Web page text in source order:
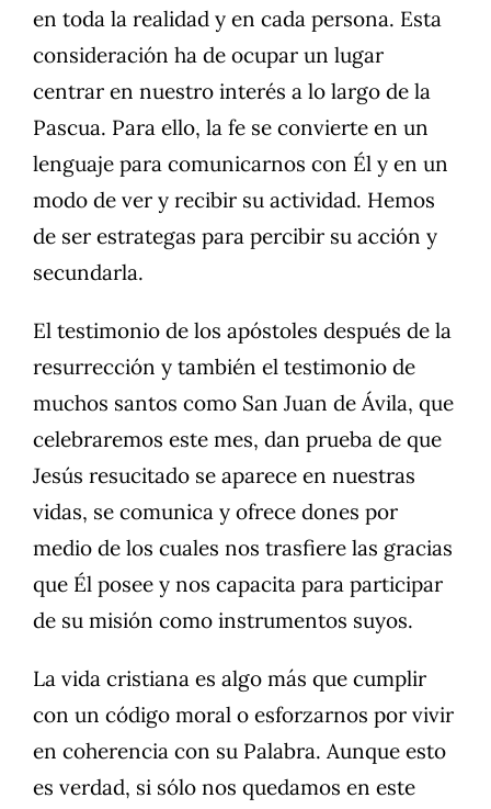
en toda la realidad y en cada persona. Esta
consideración ha de ocupar un lugar
centrar en nuestro interés a lo largo de la
Pascua. Para ello, la fe se convierte en un
lenguaje para comunicarnos con Él y en un
modo de ver y recibir su actividad. Hemos
de ser estrategas para percibir su acción y
secundarla.
El testimonio de los apóstoles después de la
resurrección y también el testimonio de
muchos santos como San Juan de Ávila, que
celebraremos este mes, dan prueba de que
Jesús resucitado se aparece en nuestras
vidas, se comunica y ofrece dones por
medio de los cuales nos trasfiere las gracias
que Él posee y nos capacita para participar
de su misión como instrumentos suyos.
La vida cristiana es algo más que cumplir
con un código moral o esforzarnos por vivir
en coherencia con su Palabra. Aunque esto
es verdad, si sólo nos quedamos en este